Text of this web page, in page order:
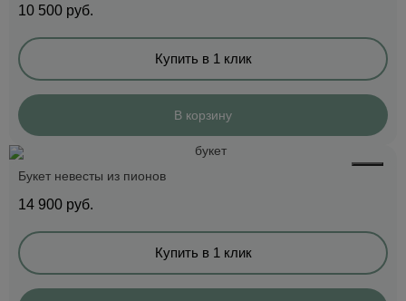
10 500 руб.
Купить в 1 клик
В корзину
Букет невесты из пионов
14 900 руб.
Купить в 1 клик